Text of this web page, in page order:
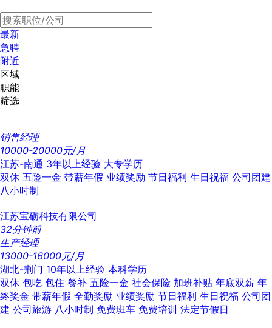
最新
急聘
附近
区域
职能
筛选
销售经理
10000-20000元/月
江苏-南通 3年以上经验 大专学历
双休 五险一金 带薪年假 业绩奖励 节日福利 生日祝福 公司团建
八小时制
江苏宝砺科技有限公司
32分钟前
生产经理
13000-16000元/月
湖北-荆门 10年以上经验 本科学历
双休 包吃 包住 餐补 五险一金 社会保险 加班补贴 年底双薪 年
终奖金 带薪年假 全勤奖励 业绩奖励 节日福利 生日祝福 公司团
建 公司旅游 八小时制 免费班车 免费培训 法定节假日